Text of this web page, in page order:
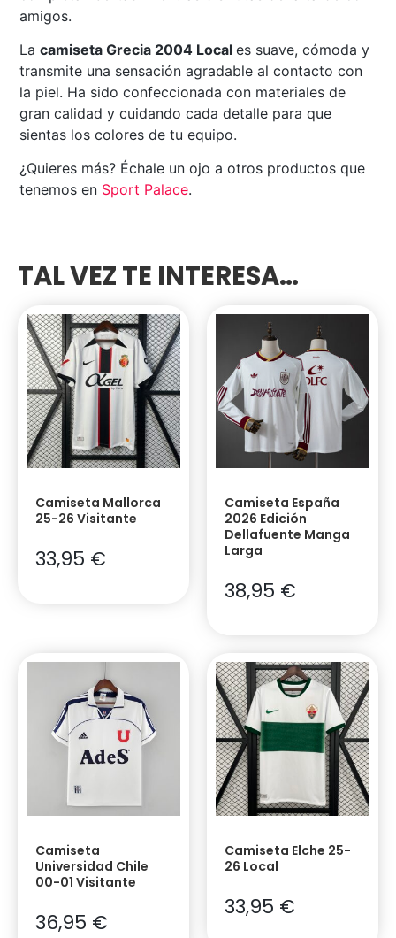
amigos.
Lacamiseta Grecia 2004 Local es suave, cómoda y
transmite una sensación agradable al contacto con
la piel. Ha sido confeccionada con materiales de
gran calidad y cuidando cada detalle para que
sientas los colores de tu equipo.
¿Quieres más? Échale un ojo a otros productos que
tenemos en Sport Palace.
TAL VEZ TE INTERESA…
Camiseta Mallorca
25-26 Visitante
33,95 €
Camiseta España
2026 Edición
Dellafuente Manga
Larga
38,95 €
Camiseta
Universidad Chile
00-01 Visitante
36,95 €
Camiseta Elche 25-
26 Local
33,95 €